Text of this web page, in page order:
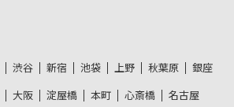
渋谷 新宿 池袋 上野 秋葉原 銀座
大阪 淀屋橋 本町 心斎橋 名古屋